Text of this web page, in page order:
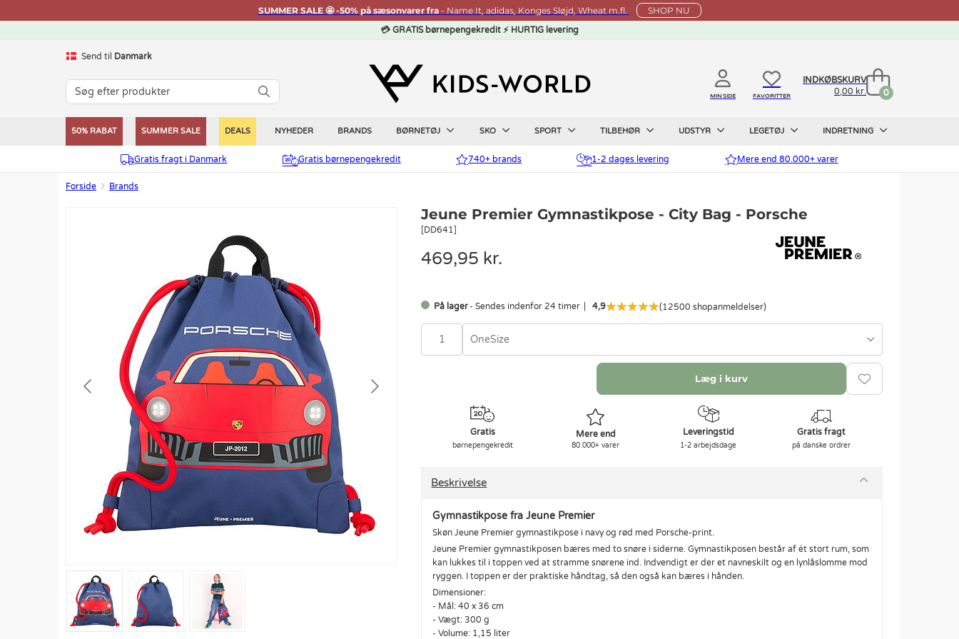
SUMMER SALE 🤩 -50% på sæsonvarer fra - Name It, adidas, Konges Sløjd, Wheat m.fl. SHOP NU
💳 GRATIS børnepengekredit ⚡ HURTIG levering
Send til Danmark
MIN SIDE FAVORITTER
INDKØBSKURV
0,00 kr.
0
50% RABAT SUMMER SALE DEALS NYHEDER BRANDS BØRNETØJ SKO SPORT TILBEHØR UDSTYR LEGETØJ INDRETNING
Gratis fragt i Danmark Gratis børnepengekredit 740+ brands 1-2 dages levering Mere end 80.000+ varer
Forside Brands
Jeune Premier Gymnastikpose - City Bag - Porsche
[DD641]
469,95 kr.
På lager - Sendes indenfor 24 timer 4,9 (12500 shopanmeldelser)
OneSize
Læg i kurv
Gratis
børnepengekredit
Mere end
80.000+ varer
Leveringstid
1-2 arbejdsdage
Gratis fragt
på danske ordrer
Beskrivelse
Gymnastikpose fra Jeune Premier
Skøn Jeune Premier gymnastikpose i navy og rød med Porsche-print.
Jeune Premier gymnastikposen bæres med to snøre i siderne. Gymnastikposen består af ét stort rum, som
kan lukkes til i toppen ved at stramme snørene ind. Indvendigt er der et navneskilt og en lynlåslomme mod
ryggen. I toppen er der praktiske håndtag, så den også kan bæres i hånden.
Dimensioner:
- Mål: 40 x 36 cm
- Vægt: 300 g
- Volume: 1,15 liter